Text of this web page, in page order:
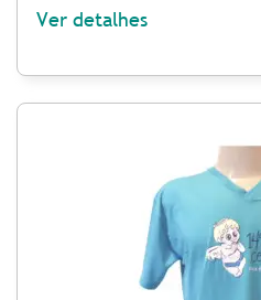
Ver detalhes